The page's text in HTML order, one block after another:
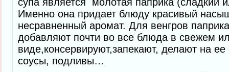
Именно она придает блюду красивый
несравненный аромат. Для венгров
добавляют почти во все блюда в свежем
виде,консервируют,запекают, делают на
соусы, подливы…